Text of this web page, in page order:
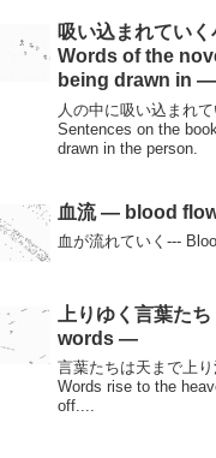
吸い込まれてい
Words of the
being drawn in —
人の中に吸い込まれ
Sentences on the
drawn in the person.
血流 — blood
血が流れていく---
上りゆく言葉た
words —
言葉たちは天まで上
Words rise to the
off....